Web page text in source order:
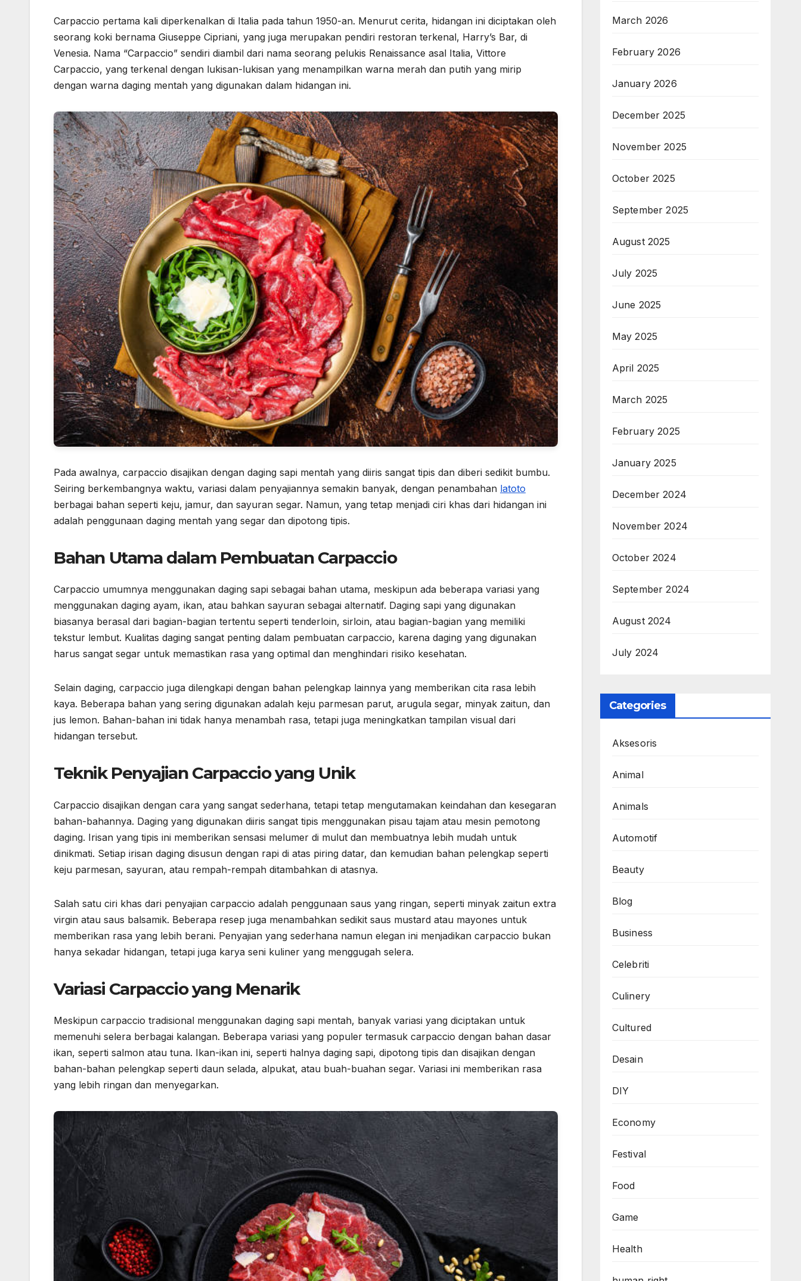
Carpaccio pertama kali diperkenalkan di Italia pada tahun 1950-an. Menurut cerita, hidangan ini diciptakan oleh
seorang koki bernama Giuseppe Cipriani, yang juga merupakan pendiri restoran terkenal, Harry’s Bar, di
Venesia. Nama “Carpaccio” sendiri diambil dari nama seorang pelukis Renaissance asal Italia, Vittore
Carpaccio, yang terkenal dengan lukisan-lukisan yang menampilkan warna merah dan putih yang mirip
dengan warna daging mentah yang digunakan dalam hidangan ini.
Pada awalnya, carpaccio disajikan dengan daging sapi mentah yang diiris sangat tipis dan diberi sedikit bumbu.
Seiring berkembangnya waktu, variasi dalam penyajiannya semakin banyak, dengan penambahan latoto
berbagai bahan seperti keju, jamur, dan sayuran segar. Namun, yang tetap menjadi ciri khas dari hidangan ini
adalah penggunaan daging mentah yang segar dan dipotong tipis.
Bahan Utama dalam Pembuatan Carpaccio
Carpaccio umumnya menggunakan daging sapi sebagai bahan utama, meskipun ada beberapa variasi yang
menggunakan daging ayam, ikan, atau bahkan sayuran sebagai alternatif. Daging sapi yang digunakan
biasanya berasal dari bagian-bagian tertentu seperti tenderloin, sirloin, atau bagian-bagian yang memiliki
tekstur lembut. Kualitas daging sangat penting dalam pembuatan carpaccio, karena daging yang digunakan
harus sangat segar untuk memastikan rasa yang optimal dan menghindari risiko kesehatan.
Selain daging, carpaccio juga dilengkapi dengan bahan pelengkap lainnya yang memberikan cita rasa lebih
kaya. Beberapa bahan yang sering digunakan adalah keju parmesan parut, arugula segar, minyak zaitun, dan
jus lemon. Bahan-bahan ini tidak hanya menambah rasa, tetapi juga meningkatkan tampilan visual dari
hidangan tersebut.
Teknik Penyajian Carpaccio yang Unik
Carpaccio disajikan dengan cara yang sangat sederhana, tetapi tetap mengutamakan keindahan dan kesegaran
bahan-bahannya. Daging yang digunakan diiris sangat tipis menggunakan pisau tajam atau mesin pemotong
daging. Irisan yang tipis ini memberikan sensasi melumer di mulut dan membuatnya lebih mudah untuk
dinikmati. Setiap irisan daging disusun dengan rapi di atas piring datar, dan kemudian bahan pelengkap seperti
keju parmesan, sayuran, atau rempah-rempah ditambahkan di atasnya.
Salah satu ciri khas dari penyajian carpaccio adalah penggunaan saus yang ringan, seperti minyak zaitun extra
virgin atau saus balsamik. Beberapa resep juga menambahkan sedikit saus mustard atau mayones untuk
memberikan rasa yang lebih berani. Penyajian yang sederhana namun elegan ini menjadikan carpaccio bukan
hanya sekadar hidangan, tetapi juga karya seni kuliner yang menggugah selera.
Variasi Carpaccio yang Menarik
Meskipun carpaccio tradisional menggunakan daging sapi mentah, banyak variasi yang diciptakan untuk
memenuhi selera berbagai kalangan. Beberapa variasi yang populer termasuk carpaccio dengan bahan dasar
ikan, seperti salmon atau tuna. Ikan-ikan ini, seperti halnya daging sapi, dipotong tipis dan disajikan dengan
bahan-bahan pelengkap seperti daun selada, alpukat, atau buah-buahan segar. Variasi ini memberikan rasa
yang lebih ringan dan menyegarkan.
March 2026
February 2026
January 2026
December 2025
November 2025
October 2025
September 2025
August 2025
July 2025
June 2025
May 2025
April 2025
March 2025
February 2025
January 2025
December 2024
November 2024
October 2024
September 2024
August 2024
July 2024
Categories
Aksesoris
Animal
Animals
Automotif
Beauty
Blog
Business
Celebriti
Culinery
Cultured
Desain
DIY
Economy
Festival
Food
Game
Health